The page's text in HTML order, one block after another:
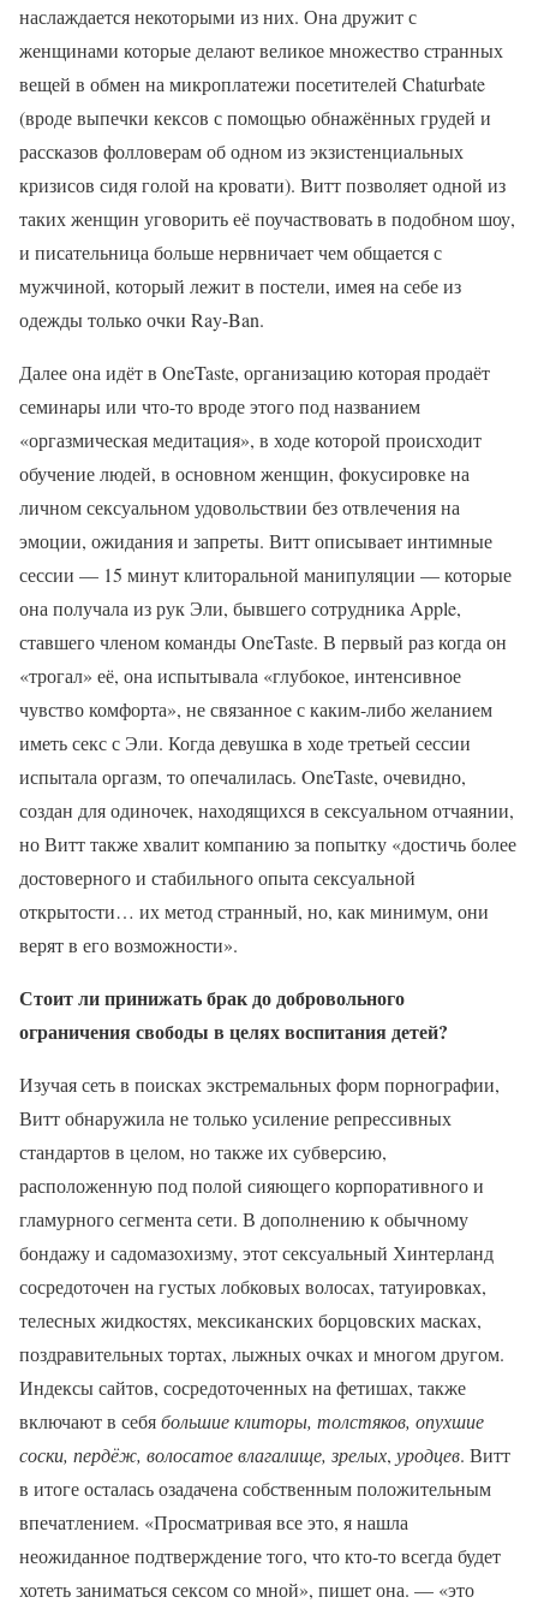
наслаждается некоторыми из них. Она дружит с
женщинами которые делают великое множество странных
вещей в обмен на микроплатежи посетителей Chaturbate
(вроде выпечки кексов с помощью обнажённых грудей и
рассказов фолловерам об одном из экзистенциальных
кризисов сидя голой на кровати). Витт позволяет одной из
таких женщин уговорить её поучаствовать в подобном шоу,
и писательница больше нервничает чем общается с
мужчиной, который лежит в постели, имея на себе из
одежды только очки Ray-Ban.
Далее она идёт в OneTaste, организацию которая продаёт
семинары или что-то вроде этого под названием
«оргазмическая медитация», в ходе которой происходит
обучение людей, в основном женщин, фокусировке на
личном сексуальном удовольствии без отвлечения на
эмоции, ожидания и запреты. Витт описывает интимные
сессии — 15 минут клиторальной манипуляции — которые
она получала из рук Эли, бывшего сотрудника Apple,
ставшего членом команды OneTaste. В первый раз когда он
«трогал» её, она испытывала «глубокое, интенсивное
чувство комфорта», не связанное с каким-либо желанием
иметь секс с Эли. Когда девушка в ходе третьей сессии
испытала оргазм, то опечалилась. OneTaste, очевидно,
создан для одиночек, находящихся в сексуальном отчаянии,
но Витт также хвалит компанию за попытку «достичь более
достоверного и стабильного опыта сексуальной
открытости… их метод странный, но, как минимум, они
верят в его возможности».
Стоит ли принижать брак до добровольного
ограничения свободы в целях воспитания детей?
Изучая сеть в поисках экстремальных форм порнографии,
Витт обнаружила не только усиление репрессивных
стандартов в целом, но также их субверсию,
расположенную под полой сияющего корпоративного и
гламурного сегмента сети. В дополнению к обычному
бондажу и садомазохизму, этот сексуальный Хинтерланд
сосредоточен на густых лобковых волосах, татуировках,
телесных жидкостях, мексиканских борцовских масках,
поздравительных тортах, лыжных очках и многом другом.
Индексы сайтов, сосредоточенных на фетишах, также
включают в себябольшие клиторы, толстяков, опухшие
соски, пердёж, волосатое влагалище, зрелых, уродцев. Витт
в итоге осталась озадачена собственным положительным
впечатлением. «Просматривая все это, я нашла
неожиданное подтверждение того, что кто-то всегда будет
хотеть заниматься сексом со мной», пишет она. — «это